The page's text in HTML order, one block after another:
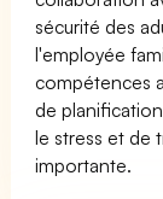
sécurité des
l'employée
compétences
de
le stress et de
importante.